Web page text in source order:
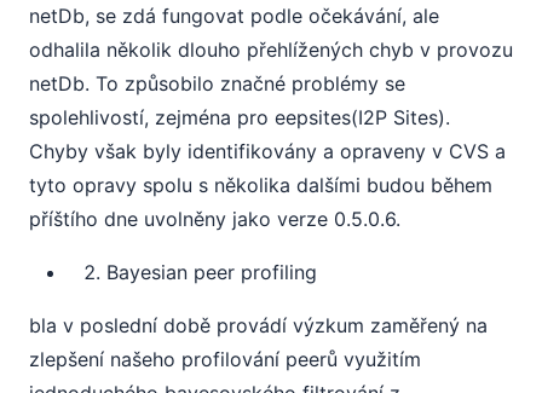
netDb, se zdá fungovat podle očekávání, ale
odhalila několik dlouho přehlížených chyb v provozu
netDb. To způsobilo značné problémy se
spolehlivostí, zejména pro eepsites(I2P Sites).
Chyby však byly identifikovány a opraveny v CVS a
tyto opravy spolu s několika dalšími budou během
příštího dne uvolněny jako verze 0.5.0.6.
Bayesian peer profiling
bla v poslední době provádí výzkum zaměřený na
zlepšení našeho profilování peerů využitím